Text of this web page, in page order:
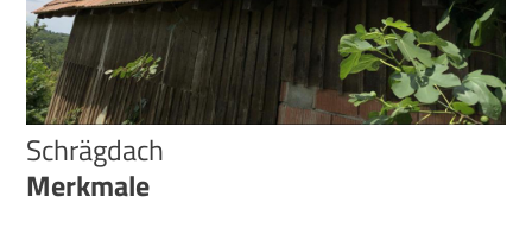
Schrägdach
Merkmale